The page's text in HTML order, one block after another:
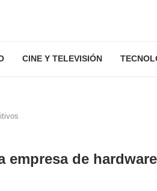
CINE Y TELEVISIÓN
empresa de